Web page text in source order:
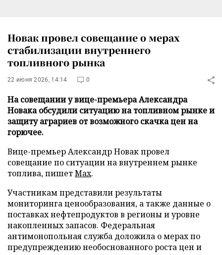
Новак провел совещание о мерах
стабилизации внутреннего
топливного рынка
22 июня 2026, 14:14 0
На совещании у вице-премьера Александра
Новака обсудили ситуацию на топливном рынке и
защиту аграриев от возможного скачка цен на
горючее.
Вице-премьер Александр Новак провел
совещание по ситуации на внутреннем рынке
топлива, пишетMax.
Участникам представили результаты
мониторинга ценообразования, а также данные о
поставках нефтепродуктов в регионы и уровне
накопленных запасов. Федеральная
антимонопольная служба доложила о мерах по
предупреждению необоснованного роста цен и